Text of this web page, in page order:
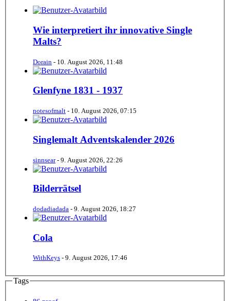
Wie interpretiert ihr innovative Single
Malts?
Dorain - 10. August 2026, 11:48
Glenfyne 1831 - 1937
notesofmalt - 10. August 2026, 07:15
Singlemalt Adventskalender 2026
sinnsear- 9. August 2026, 22:26
Bilderrätsel
dodadiadada - 9. August 2026, 18:27
Cola
WithKeys - 9. August 2026, 17:46
Tags